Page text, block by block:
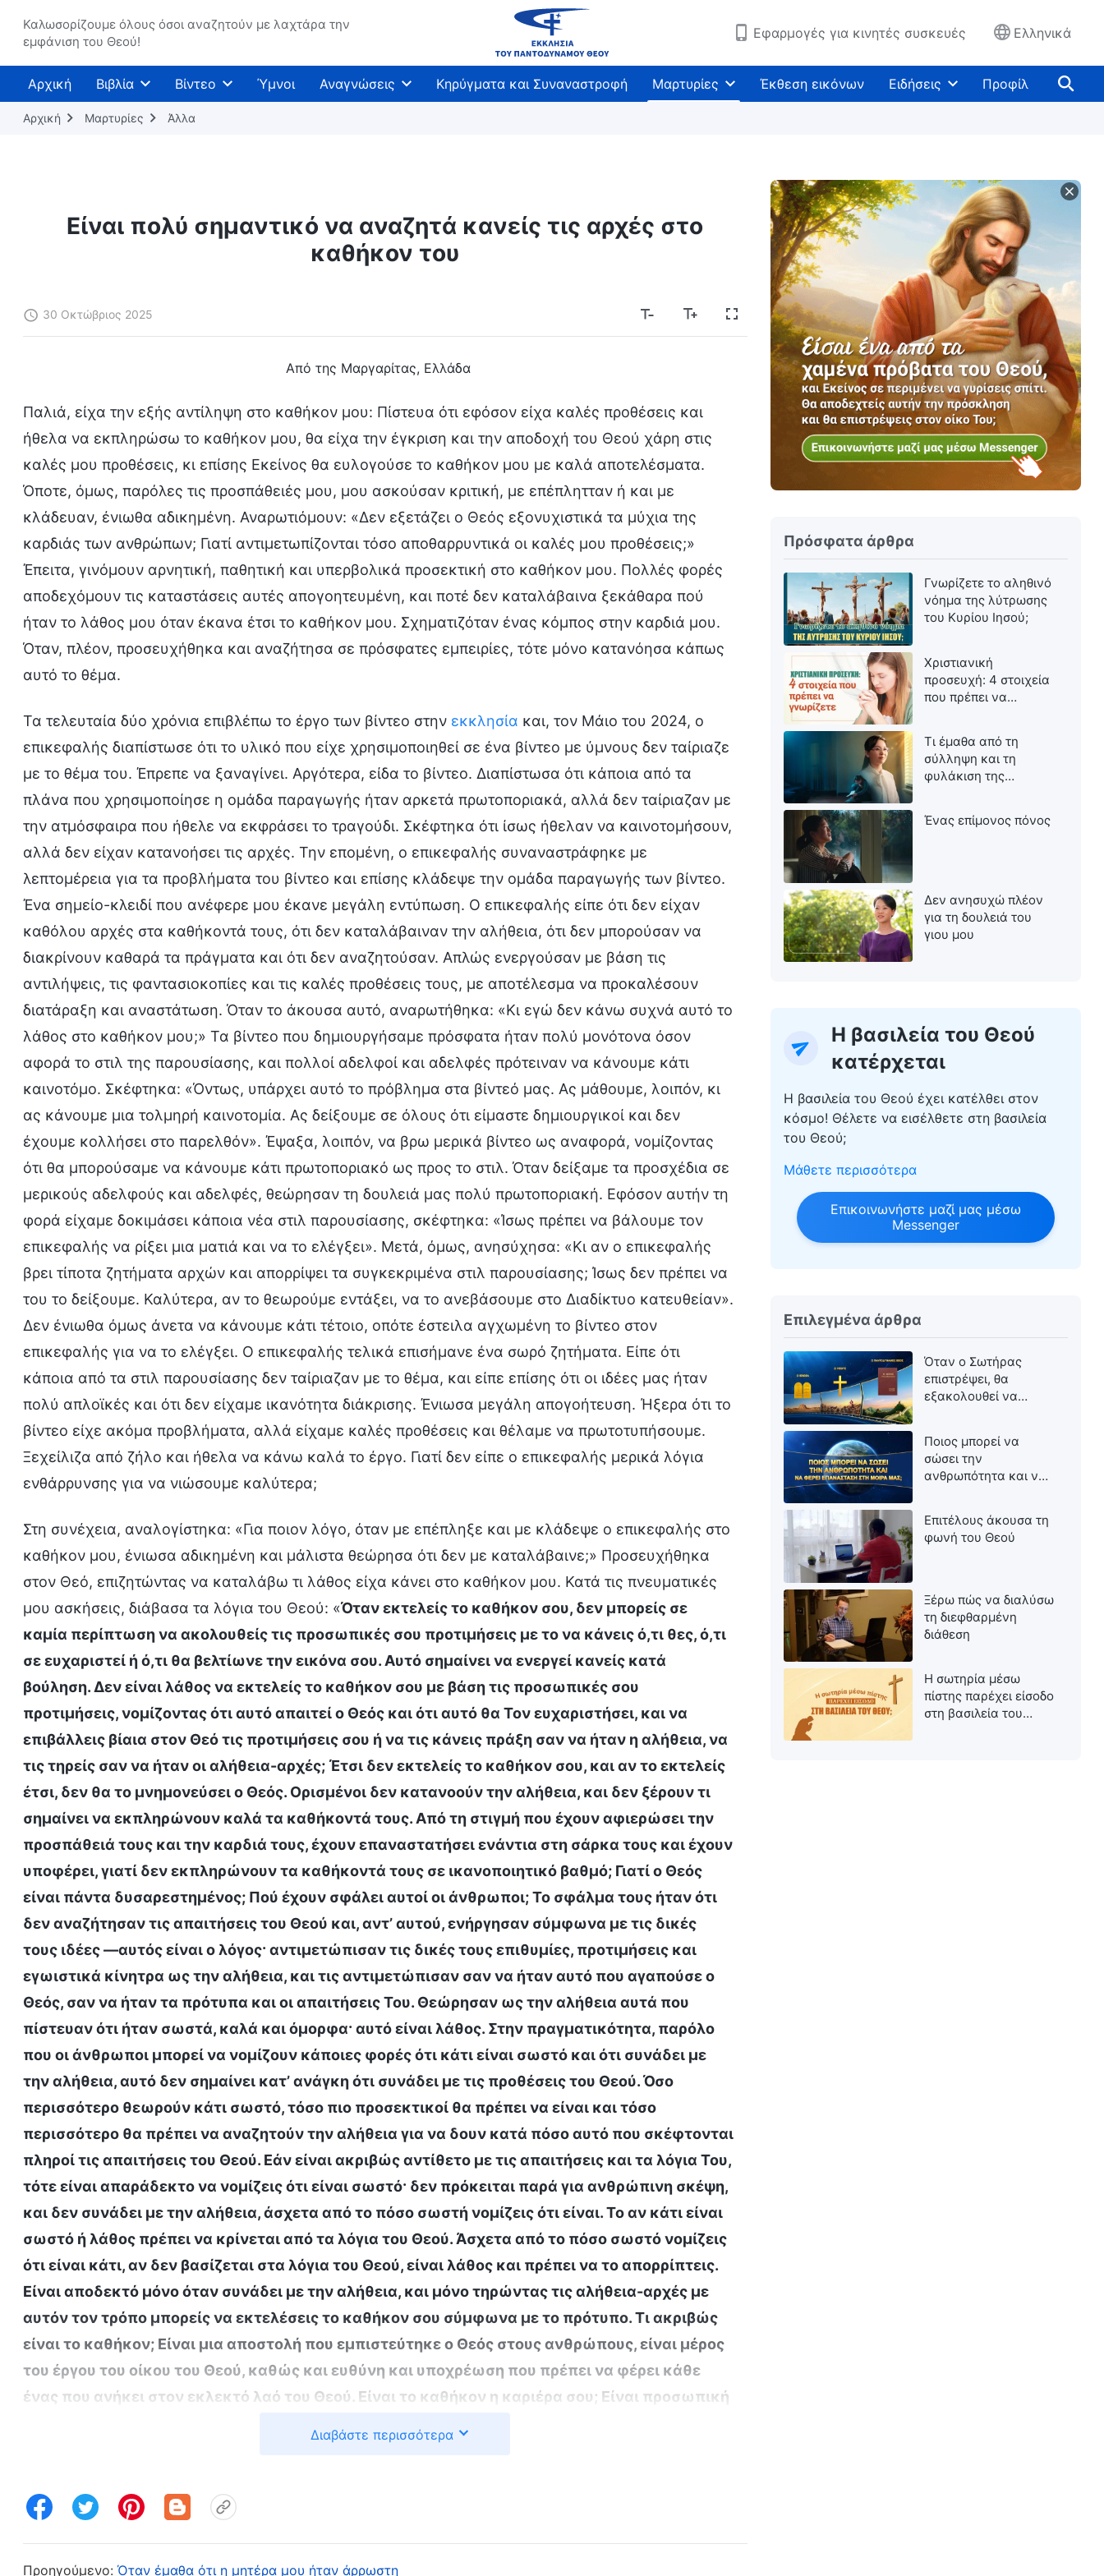
Καλωσορίζουμε όλους όσοι αναζητούν με λαχτάρα την
εμφάνιση του Θεού!
Εφαρμογές για κινητές συσκευές Ελληνικά
Αρχική Βιβλία Βίντεο Ύμνοι Αναγνώσεις Κηρύγματα και Συναναστροφή Μαρτυρίες Έκθεση εικόνων Ειδήσεις Προφίλ
Αρχική Μαρτυρίες Άλλα
Είναι πολύ σημαντικό να αναζητά κανείς τις αρχές στο
καθήκον του
30 Οκτώβριος 2025
Από της Μαργαρίτας, Ελλάδα
Παλιά, είχα την εξής αντίληψη στο καθήκον μου: Πίστευα ότι εφόσον είχα καλές προθέσεις και
ήθελα να εκπληρώσω το καθήκον μου, θα είχα την έγκριση και την αποδοχή του Θεού χάρη στις
καλές μου προθέσεις, κι επίσης Εκείνος θα ευλογούσε το καθήκον μου με καλά αποτελέσματα.
Όποτε, όμως, παρόλες τις προσπάθειές μου, μου ασκούσαν κριτική, με επέπλητταν ή και με
κλάδευαν, ένιωθα αδικημένη. Αναρωτιόμουν: «Δεν εξετάζει ο Θεός εξονυχιστικά τα μύχια της
καρδιάς των ανθρώπων; Γιατί αντιμετωπίζονται τόσο αποθαρρυντικά οι καλές μου προθέσεις;»
Έπειτα, γινόμουν αρνητική, παθητική και υπερβολικά προσεκτική στο καθήκον μου. Πολλές φορές
αποδεχόμουν τις καταστάσεις αυτές απογοητευμένη, και ποτέ δεν καταλάβαινα ξεκάθαρα πού
ήταν το λάθος μου όταν έκανα έτσι το καθήκον μου. Σχηματιζόταν ένας κόμπος στην καρδιά μου.
Όταν, πλέον, προσευχήθηκα και αναζήτησα σε πρόσφατες εμπειρίες, τότε μόνο κατανόησα κάπως
αυτό το θέμα.
Τα τελευταία δύο χρόνια επιβλέπω το έργο των βίντεο στην εκκλησία και, τον Μάιο του 2024, ο
επικεφαλής διαπίστωσε ότι το υλικό που είχε χρησιμοποιηθεί σε ένα βίντεο με ύμνους δεν ταίριαζε
με το θέμα του. Έπρεπε να ξαναγίνει. Αργότερα, είδα το βίντεο. Διαπίστωσα ότι κάποια από τα
πλάνα που χρησιμοποίησε η ομάδα παραγωγής ήταν αρκετά πρωτοποριακά, αλλά δεν ταίριαζαν με
την ατμόσφαιρα που ήθελε να εκφράσει το τραγούδι. Σκέφτηκα ότι ίσως ήθελαν να καινοτομήσουν,
αλλά δεν είχαν κατανοήσει τις αρχές. Την επομένη, ο επικεφαλής συναναστράφηκε με
λεπτομέρεια για τα προβλήματα του βίντεο και επίσης κλάδεψε την ομάδα παραγωγής των βίντεο.
Ένα σημείο-κλειδί που ανέφερε μου έκανε μεγάλη εντύπωση. Ο επικεφαλής είπε ότι δεν είχαν
καθόλου αρχές στα καθήκοντά τους, ότι δεν καταλάβαιναν την αλήθεια, ότι δεν μπορούσαν να
διακρίνουν καθαρά τα πράγματα και ότι δεν αναζητούσαν. Απλώς ενεργούσαν με βάση τις
αντιλήψεις, τις φαντασιοκοπίες και τις καλές προθέσεις τους, με αποτέλεσμα να προκαλέσουν
διατάραξη και αναστάτωση. Όταν το άκουσα αυτό, αναρωτήθηκα: «Κι εγώ δεν κάνω συχνά αυτό το
λάθος στο καθήκον μου;» Τα βίντεο που δημιουργήσαμε πρόσφατα ήταν πολύ μονότονα όσον
αφορά το στιλ της παρουσίασης, και πολλοί αδελφοί και αδελφές πρότειναν να κάνουμε κάτι
καινοτόμο. Σκέφτηκα: «Όντως, υπάρχει αυτό το πρόβλημα στα βίντεό μας. Ας μάθουμε, λοιπόν, κι
ας κάνουμε μια τολμηρή καινοτομία. Ας δείξουμε σε όλους ότι είμαστε δημιουργικοί και δεν
έχουμε κολλήσει στο παρελθόν». Έψαξα, λοιπόν, να βρω μερικά βίντεο ως αναφορά, νομίζοντας
ότι θα μπορούσαμε να κάνουμε κάτι πρωτοποριακό ως προς το στιλ. Όταν δείξαμε τα προσχέδια σε
μερικούς αδελφούς και αδελφές, θεώρησαν τη δουλειά μας πολύ πρωτοποριακή. Εφόσον αυτήν τη
φορά είχαμε δοκιμάσει κάποια νέα στιλ παρουσίασης, σκέφτηκα: «Ίσως πρέπει να βάλουμε τον
επικεφαλής να ρίξει μια ματιά και να το ελέγξει». Μετά, όμως, ανησύχησα: «Κι αν ο επικεφαλής
βρει τίποτα ζητήματα αρχών και απορρίψει τα συγκεκριμένα στιλ παρουσίασης; Ίσως δεν πρέπει να
του το δείξουμε. Καλύτερα, αν το θεωρούμε εντάξει, να το ανεβάσουμε στο Διαδίκτυο κατευθείαν».
Δεν ένιωθα όμως άνετα να κάνουμε κάτι τέτοιο, οπότε έστειλα αγχωμένη το βίντεο στον
επικεφαλής για να το ελέγξει. Ο επικεφαλής τελικά επισήμανε ένα σωρό ζητήματα. Είπε ότι
κάποια από τα στιλ παρουσίασης δεν ταίριαζαν με το θέμα, και είπε επίσης ότι οι ιδέες μας ήταν
πολύ απλοϊκές και ότι δεν είχαμε ικανότητα διάκρισης. Ένιωσα μεγάλη απογοήτευση. Ήξερα ότι το
βίντεο είχε ακόμα προβλήματα, αλλά είχαμε καλές προθέσεις και θέλαμε να πρωτοτυπήσουμε.
Ξεχείλιζα από ζήλο και ήθελα να κάνω καλά το έργο. Γιατί δεν είπε ο επικεφαλής μερικά λόγια
ενθάρρυνσης για να νιώσουμε καλύτερα;
Στη συνέχεια, αναλογίστηκα: «Για ποιον λόγο, όταν με επέπληξε και με κλάδεψε ο επικεφαλής στο
καθήκον μου, ένιωσα αδικημένη και μάλιστα θεώρησα ότι δεν με καταλάβαινε;» Προσευχήθηκα
στον Θεό, επιζητώντας να καταλάβω τι λάθος είχα κάνει στο καθήκον μου. Κατά τις πνευματικές
μου ασκήσεις, διάβασα τα λόγια του Θεού: «Όταν εκτελείς το καθήκον σου, δεν μπορείς σε
καμία περίπτωση να ακολουθείς τις προσωπικές σου προτιμήσεις με το να κάνεις ό,τι θες, ό,τι
σε ευχαριστεί ή ό,τι θα βελτίωνε την εικόνα σου. Αυτό σημαίνει να ενεργεί κανείς κατά
βούληση. Δεν είναι λάθος να εκτελείς το καθήκον σου με βάση τις προσωπικές σου
προτιμήσεις, νομίζοντας ότι αυτό απαιτεί ο Θεός και ότι αυτό θα Τον ευχαριστήσει, και να
επιβάλλεις βίαια στον Θεό τις προτιμήσεις σου ή να τις κάνεις πράξη σαν να ήταν η αλήθεια, να
τις τηρείς σαν να ήταν οι αλήθεια-αρχές; Έτσι δεν εκτελείς το καθήκον σου, και αν το εκτελείς
έτσι, δεν θα το μνημονεύσει ο Θεός. Ορισμένοι δεν κατανοούν την αλήθεια, και δεν ξέρουν τι
σημαίνει να εκπληρώνουν καλά τα καθήκοντά τους. Από τη στιγμή που έχουν αφιερώσει την
προσπάθειά τους και την καρδιά τους, έχουν επαναστατήσει ενάντια στη σάρκα τους και έχουν
υποφέρει, γιατί δεν εκπληρώνουν τα καθήκοντά τους σε ικανοποιητικό βαθμό; Γιατί ο Θεός
είναι πάντα δυσαρεστημένος; Πού έχουν σφάλει αυτοί οι άνθρωποι; Το σφάλμα τους ήταν ότι
δεν αναζήτησαν τις απαιτήσεις του Θεού και, αντ’ αυτού, ενήργησαν σύμφωνα με τις δικές
τους ιδέες —αυτός είναι ο λόγος· αντιμετώπισαν τις δικές τους επιθυμίες, προτιμήσεις και
εγωιστικά κίνητρα ως την αλήθεια, και τις αντιμετώπισαν σαν να ήταν αυτό που αγαπούσε ο
Θεός, σαν να ήταν τα πρότυπα και οι απαιτήσεις Του. Θεώρησαν ως την αλήθεια αυτά που
πίστευαν ότι ήταν σωστά, καλά και όμορφα· αυτό είναι λάθος. Στην πραγματικότητα, παρόλο
που οι άνθρωποι μπορεί να νομίζουν κάποιες φορές ότι κάτι είναι σωστό και ότι συνάδει με
την αλήθεια, αυτό δεν σημαίνει κατ’ ανάγκη ότι συνάδει με τις προθέσεις του Θεού. Όσο
περισσότερο θεωρούν κάτι σωστό, τόσο πιο προσεκτικοί θα πρέπει να είναι και τόσο
περισσότερο θα πρέπει να αναζητούν την αλήθεια για να δουν κατά πόσο αυτό που σκέφτονται
πληροί τις απαιτήσεις του Θεού. Εάν είναι ακριβώς αντίθετο με τις απαιτήσεις και τα λόγια Του,
τότε είναι απαράδεκτο να νομίζεις ότι είναι σωστό· δεν πρόκειται παρά για ανθρώπινη σκέψη,
και δεν συνάδει με την αλήθεια, άσχετα από το πόσο σωστή νομίζεις ότι είναι. Το αν κάτι είναι
σωστό ή λάθος πρέπει να κρίνεται από τα λόγια του Θεού. Άσχετα από το πόσο σωστό νομίζεις
ότι είναι κάτι, αν δεν βασίζεται στα λόγια του Θεού, είναι λάθος και πρέπει να το απορρίπτεις.
Είναι αποδεκτό μόνο όταν συνάδει με την αλήθεια, και μόνο τηρώντας τις αλήθεια-αρχές με
αυτόν τον τρόπο μπορείς να εκτελέσεις το καθήκον σου σύμφωνα με το πρότυπο. Τι ακριβώς
είναι το καθήκον; Είναι μια αποστολή που εμπιστεύτηκε ο Θεός στους ανθρώπους, είναι μέρος
του έργου του οίκου του Θεού, καθώς και ευθύνη και υποχρέωση που πρέπει να φέρει κάθε
ένας που ανήκει στον εκλεκτό λαό του Θεού. Είναι το καθήκον η καριέρα σου; Είναι προσωπική
τα πρότυπα του Θεού, και βασίζοντας τη συμπεριφορά σου στις αλήθεια-αρχές και όχι στις
Διαβάστε περισσότερα
Προηγούμενο: Όταν έμαθα ότι η μητέρα μου ήταν άρρωστη
Πρόσφατα άρθρα
Γνωρίζετε το αληθινό
νόημα της λύτρωσης
του Κυρίου Ιησού;
Χριστιανική
προσευχή: 4 στοιχεία
που πρέπει να
Τι έμαθα από τη
σύλληψη και τη
φυλάκιση της
Ένας επίμονος πόνος
Δεν ανησυχώ πλέον
για τη δουλειά του
γιου μου
Η βασιλεία του Θεού
κατέρχεται
Η βασιλεία του Θεού έχει κατέλθει στον
κόσμο! Θέλετε να εισέλθετε στη βασιλεία
του Θεού;
Μάθετε περισσότερα
Επικοινωνήστε μαζί μας μέσω
Messenger
Επιλεγμένα άρθρα
Όταν ο Σωτήρας
επιστρέψει, θα
εξακολουθεί να
Ποιος μπορεί να
σώσει την
ανθρωπότητα και να
Επιτέλους άκουσα τη
φωνή του Θεού
Ξέρω πώς να διαλύσω
τη διεφθαρμένη
διάθεση
Η σωτηρία μέσω
πίστης παρέχει είσοδο
στη βασιλεία του